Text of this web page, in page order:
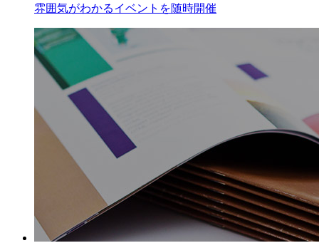
雰囲気がわかるイベントを随時開催